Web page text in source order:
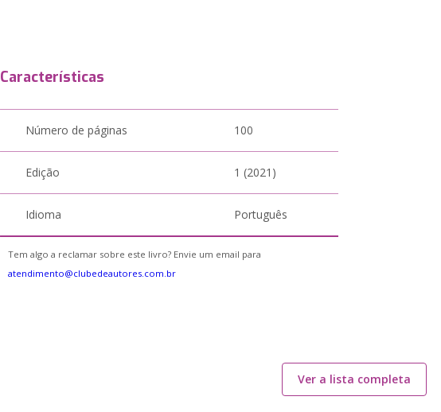
Características
Número de páginas 100
Edição 1 (2021)
Idioma Português
Tem algo a reclamar sobre este livro? Envie um email para
atendimento@clubedeautores.com.br
Ver a lista completa